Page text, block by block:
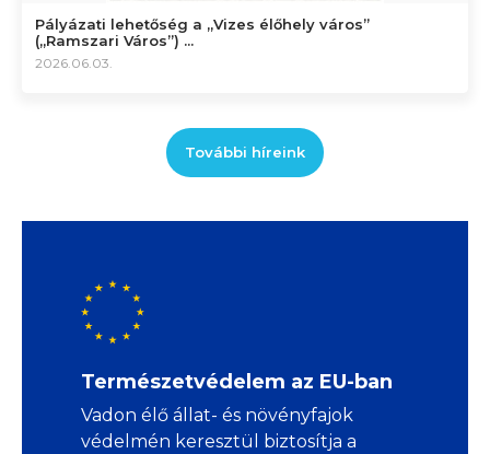
Pályázati lehetőség a „Vizes élőhely város”
(„Ramszari Város”) ...
2026.06.03.
További híreink
Természetvédelem az EU-ban
Vadon élő állat- és növényfajok
védelmén keresztül biztosítja a